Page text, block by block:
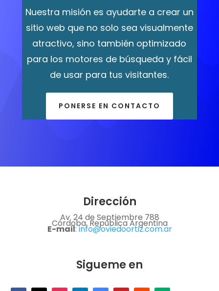
Nuestra misión es ayudarte a crear un
sitio web que no solo sea visualmente
atractivo, sino también optimizado
para los motores de búsqueda y fácil
de usar para tus visitantes.
PONERSE EN CONTACTO
Dirección
Av. 24 de Septiembre 788
Córdoba, República Argentina
E-mail:info@oviedoortiz.com.ar
Sigueme en